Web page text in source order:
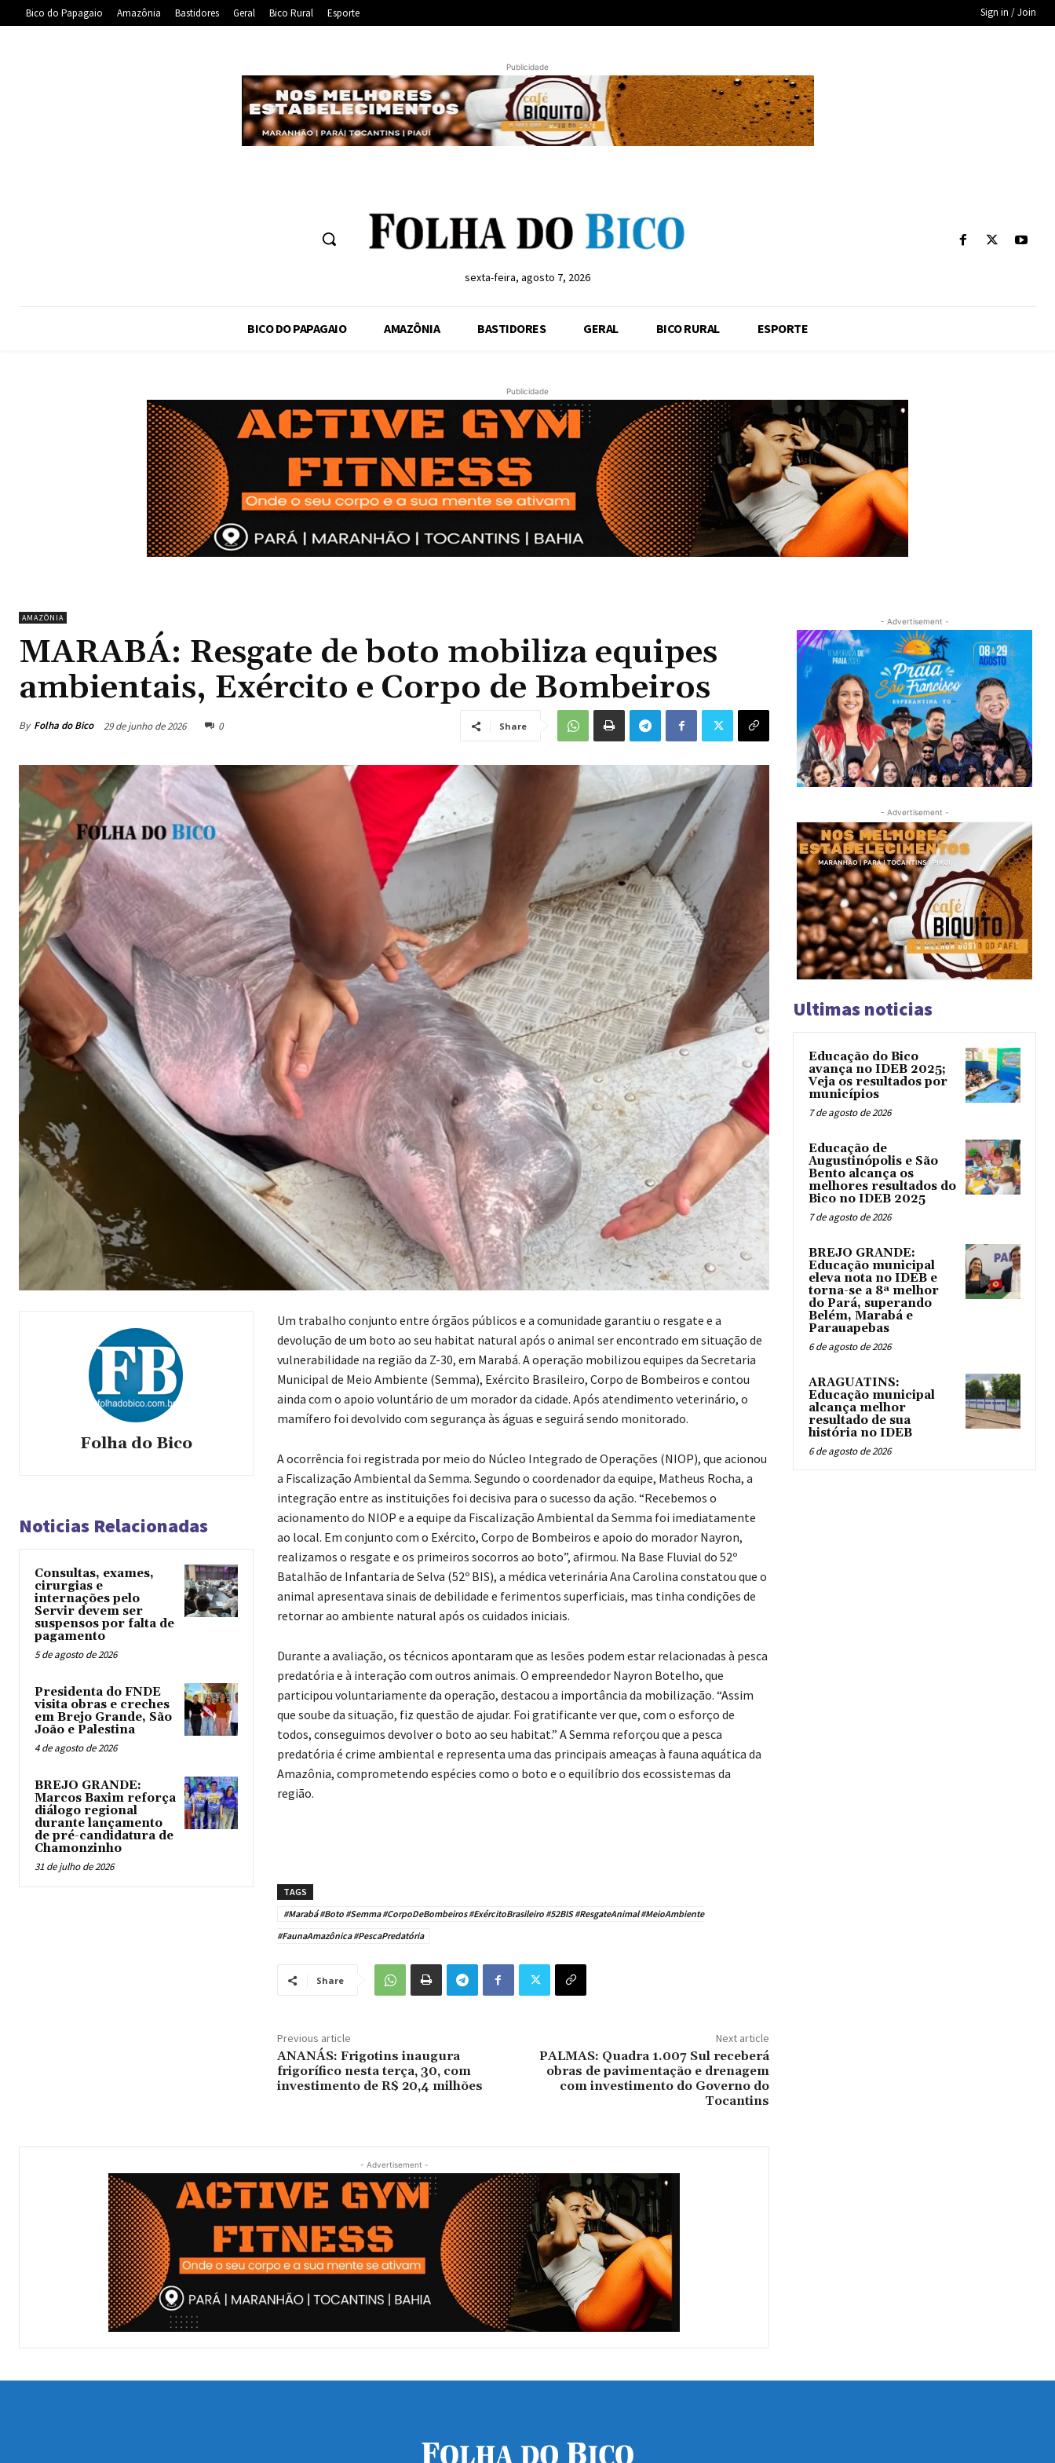
Bico do Papagaio Amazônia Bastidores Geral Bico Rural Esporte Sign in / Join
Publicidade
sexta-feira, agosto 7, 2026
BICO DO PAPAGAIO AMAZÔNIA BASTIDORES GERAL BICO RURAL ESPORTE
Publicidade
AMAZÔNIA
MARABÁ: Resgate de boto mobiliza equipes
ambientais, Exército e Corpo de Bombeiros
By Folha do Bico 29 de junho de 2026 0 Share
Folha do Bico
Noticias Relacionadas
Consultas, exames,
cirurgias e
internações pelo
Servir devem ser
suspensos por falta de
pagamento
5 de agosto de 2026
Presidenta do FNDE
visita obras e creches
em Brejo Grande, São
João e Palestina
4 de agosto de 2026
BREJO GRANDE:
Marcos Baxim reforça
diálogo regional
durante lançamento
de pré-candidatura de
Chamonzinho
31 de julho de 2026
Um trabalho conjunto entre órgãos públicos e a comunidade garantiu o resgate e a
devolução de um boto ao seu habitat natural após o animal ser encontrado em situação de
vulnerabilidade na região da Z-30, em Marabá. A operação mobilizou equipes da Secretaria
Municipal de Meio Ambiente (Semma), Exército Brasileiro, Corpo de Bombeiros e contou
ainda com o apoio voluntário de um morador da cidade. Após atendimento veterinário, o
mamífero foi devolvido com segurança às águas e seguirá sendo monitorado.
A ocorrência foi registrada por meio do Núcleo Integrado de Operações (NIOP), que acionou
a Fiscalização Ambiental da Semma. Segundo o coordenador da equipe, Matheus Rocha, a
integração entre as instituições foi decisiva para o sucesso da ação. “Recebemos o
acionamento do NIOP e a equipe da Fiscalização Ambiental da Semma foi imediatamente
ao local. Em conjunto com o Exército, Corpo de Bombeiros e apoio do morador Nayron,
realizamos o resgate e os primeiros socorros ao boto”, afirmou. Na Base Fluvial do 52º
Batalhão de Infantaria de Selva (52º BIS), a médica veterinária Ana Carolina constatou que o
animal apresentava sinais de debilidade e ferimentos superficiais, mas tinha condições de
retornar ao ambiente natural após os cuidados iniciais.
Durante a avaliação, os técnicos apontaram que as lesões podem estar relacionadas à pesca
predatória e à interação com outros animais. O empreendedor Nayron Botelho, que
participou voluntariamente da operação, destacou a importância da mobilização. “Assim
que soube da situação, fiz questão de ajudar. Foi gratificante ver que, com o esforço de
todos, conseguimos devolver o boto ao seu habitat.” A Semma reforçou que a pesca
predatória é crime ambiental e representa uma das principais ameaças à fauna aquática da
Amazônia, comprometendo espécies como o boto e o equilíbrio dos ecossistemas da
região.
TAGS
#Marabá #Boto #Semma #CorpoDeBombeiros #ExércitoBrasileiro #52BIS #ResgateAnimal #MeioAmbiente
#FaunaAmazônica #PescaPredatória
Share
Previous article
ANANÁS: Frigotins inaugura
frigorífico nesta terça, 30, com
investimento de R$ 20,4 milhões
Next article
PALMAS: Quadra 1.007 Sul receberá
obras de pavimentação e drenagem
com investimento do Governo do
Tocantins
- Advertisement -
- Advertisement -
- Advertisement -
Ultimas noticias
Educação do Bico
avança no IDEB 2025;
Veja os resultados por
municípios
7 de agosto de 2026
Educação de
Augustinópolis e São
Bento alcança os
melhores resultados do
Bico no IDEB 2025
7 de agosto de 2026
BREJO GRANDE:
Educação municipal
eleva nota no IDEB e
torna-se a 8ª melhor
do Pará, superando
Belém, Marabá e
Parauapebas
6 de agosto de 2026
ARAGUATINS:
Educação municipal
alcança melhor
resultado de sua
história no IDEB
6 de agosto de 2026